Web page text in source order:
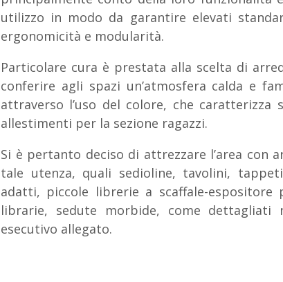
utilizzo in modo da garantire elevati
ergonomicità e modularità.
Particolare cura è prestata alla scelta di
conferire agli spazi un’atmosfera calda e
attraverso l’uso del colore, che caratterizza
allestimenti per la sezione ragazzi.
Si è pertanto deciso di attrezzare l’area con
tale utenza, quali sedioline, tavolini,
adatti, piccole librerie a scaffale-espositore
librarie, sedute morbide, come dettagliati
esecutivo allegato.